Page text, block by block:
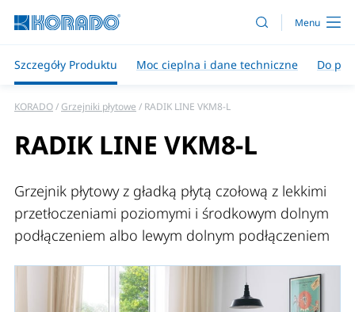
Szczegóły Produktu Moc cieplna i dane techniczne Do
KORADO Grzejniki płytowe RADIK LINE VKM8-L
RADIK LINE VKM8-L
Grzejnik płytowy z gładką płytą czołową z lekkimi
przetłoczeniami poziomymi i środkowym dolnym
podłączeniem albo lewym dolnym podłączeniem